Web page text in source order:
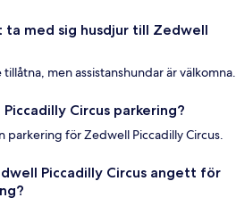
med sig husdjur till Zedwell
men assistanshundar är välkomna.
Circus parkering?
parkering för Zedwell Piccadilly Circus.
Piccadilly Circus angett för